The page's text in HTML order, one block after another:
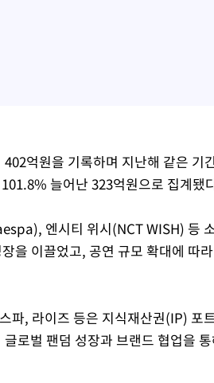
억원을 기록하며 지난해 같은 기
늘어난 323억원으로 집계됐
엔시티 위시(NCT WISH) 등
을 이끌었고, 공연 규모 확대에 따
파, 라이즈 등은 지식재산권(IP) 포
로벌 팬덤 성장과 브랜드 협업을